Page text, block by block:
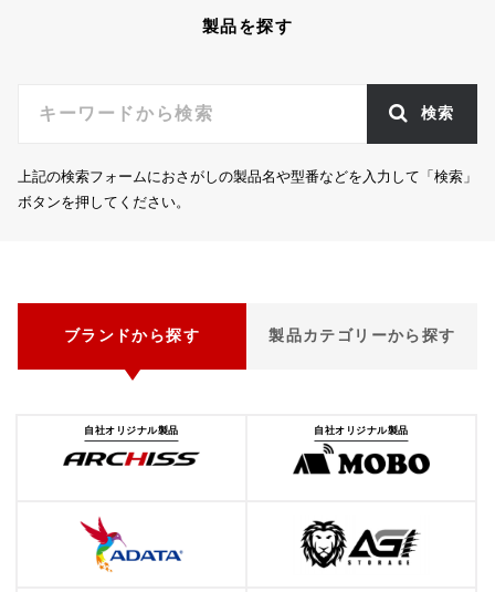
製品を探す
検索
上記の検索フォームにおさがしの製品名や型番などを入力して「検索」
ボタンを押してください。
ブランドから探す 製品カテゴリーから探す
自社オリジナル製品 自社オリジナル製品